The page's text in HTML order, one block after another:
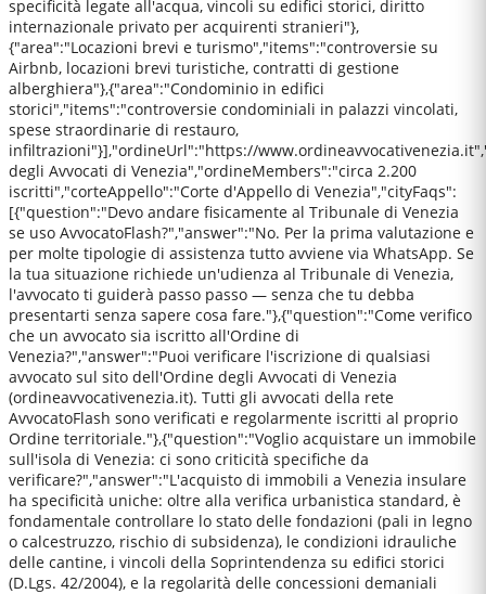
specificità legate all'acqua, vincoli su edifici storici, diritto
internazionale privato per acquirenti stranieri"},
{"area":"Locazioni brevi e turismo","items":"controversie su
Airbnb, locazioni brevi turistiche, contratti di gestione
alberghiera"},{"area":"Condominio in edifici
storici","items":"controversie condominiali in palazzi vincolati,
spese straordinarie di restauro,
infiltrazioni"}],"ordineUrl":"https://
degli Avvocati di Venezia","ordineMembers":"circa 2.200
iscritti","corteAppello":"Corte d'Appello di Venezia","cityFaqs":
[{"question":"Devo andare fisicamente al Tribunale di Venezia
se uso AvvocatoFlash?","answer":"No. Per la prima valutazione e
per molte tipologie di assistenza tutto avviene via WhatsApp. Se
la tua situazione richiede un'udienza al Tribunale di Venezia,
l'avvocato ti guiderà passo passo — senza che tu debba
presentarti senza sapere cosa fare."},{"question":"Come verifico
che un avvocato sia iscritto all'Ordine di
Venezia?","answer":"Puoi verificare l'iscrizione di qualsiasi
avvocato sul sito dell'Ordine degli Avvocati di Venezia
(ordineavvocativenezia.it). Tutti gli avvocati della rete
AvvocatoFlash sono verificati e regolarmente iscritti al proprio
Ordine territoriale."},{"question":"Voglio acquistare un immobile
sull'isola di Venezia: ci sono criticità specifiche da
verificare?","answer":"L'acquisto di immobili a Venezia insulare
ha specificità uniche: oltre alla verifica urbanistica standard, è
fondamentale controllare lo stato delle fondazioni (pali in legno
o calcestruzzo, rischio di subsidenza), le condizioni idrauliche
delle cantine, i vincoli della Soprintendenza su edifici storici
(D.Lgs. 42/2004), e la regolarità delle concessioni demaniali